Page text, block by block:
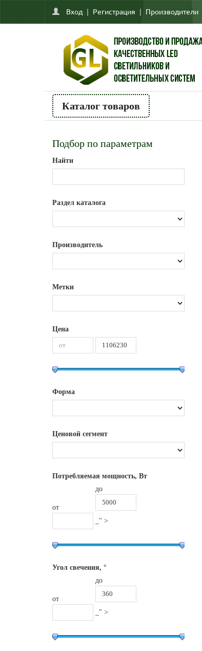
Вход | Регистрация | Производители
Каталог товаров
Подбор по параметрам
Найти
Раздел каталога
Производитель
Метки
Цена
Форма
Ценовой сегмент
Потребляемая мощность, Вт
от
до
_" >
Угол свечения, °
от
до
_" >